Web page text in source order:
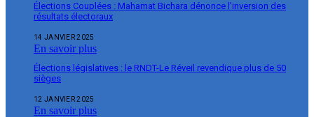
Élections Couplées : Mahamat Bichara dénonce l’inversion des
résultats électoraux
14 JANVIER 2025
En savoir plus
Élections législatives : le RNDT-Le Réveil revendique plus de 50
sièges
12 JANVIER 2025
En savoir plus